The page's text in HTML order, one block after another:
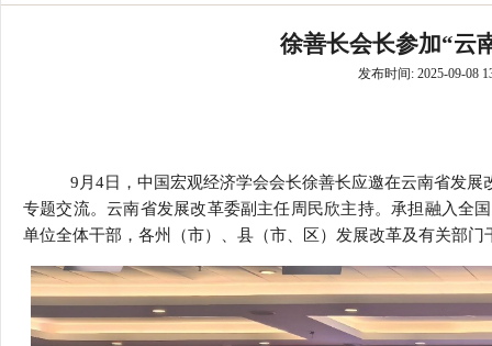
徐善长会长参加“云
发布时间: 2025-09-08
9月4日，中国宏观经济学会会长徐善长应邀在云南省发
专题交流。云南省发展改革委副主任周民欣主持。承担融入全
单位全体干部，各州（市）、县（市、区）发展改革及有关部